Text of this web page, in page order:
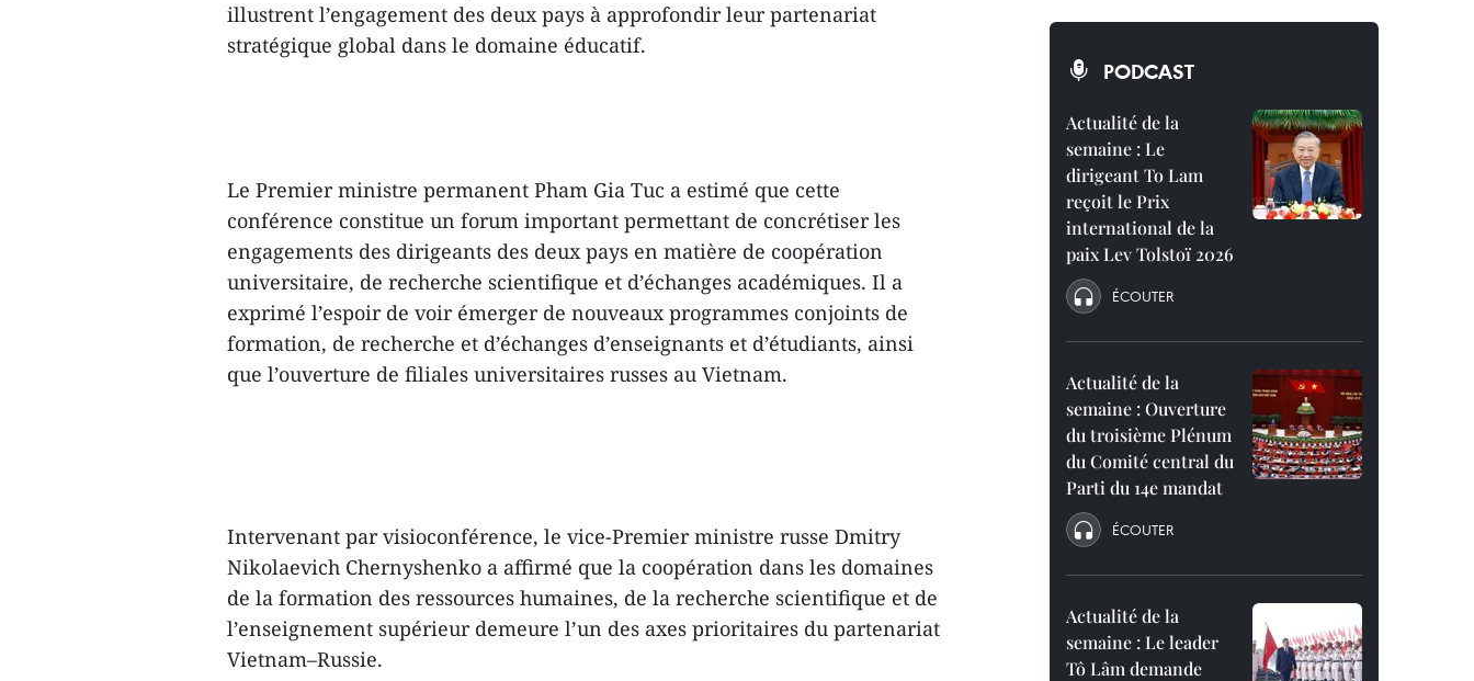
illustrent l’engagement des deux pays à approfondir leur partenariat
stratégique global dans le domaine éducatif.
Le Premier ministre permanent Pham Gia Tuc a estimé que cette
conférence constitue un forum important permettant de concrétiser les
engagements des dirigeants des deux pays en matière de coopération
universitaire, de recherche scientifique et d’échanges académiques. Il a
exprimé l’espoir de voir émerger de nouveaux programmes conjoints de
formation, de recherche et d’échanges d’enseignants et d’étudiants, ainsi
que l’ouverture de filiales universitaires russes au Vietnam.
Intervenant par visioconférence, le vice-Premier ministre russe Dmitry
Nikolaevich Chernyshenko a affirmé que la coopération dans les domaines
de la formation des ressources humaines, de la recherche scientifique et de
l’enseignement supérieur demeure l’un des axes prioritaires du partenariat
Vietnam–Russie.
PODCAST
Actualité de la
semaine : Le
dirigeant To Lam
reçoit le Prix
international de la
paix Lev Tolstoï 2026
ÉCOUTER
Actualité de la
semaine : Ouverture
du troisième Plénum
du Comité central du
Parti du 14e mandat
ÉCOUTER
Actualité de la
semaine : Le leader
Tô Lâm demande